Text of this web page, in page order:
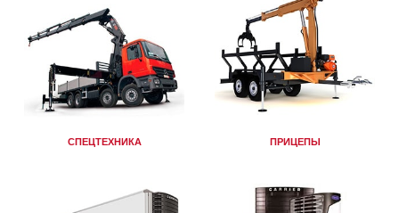
СПЕЦТЕХНИКА ПРИЦЕПЫ